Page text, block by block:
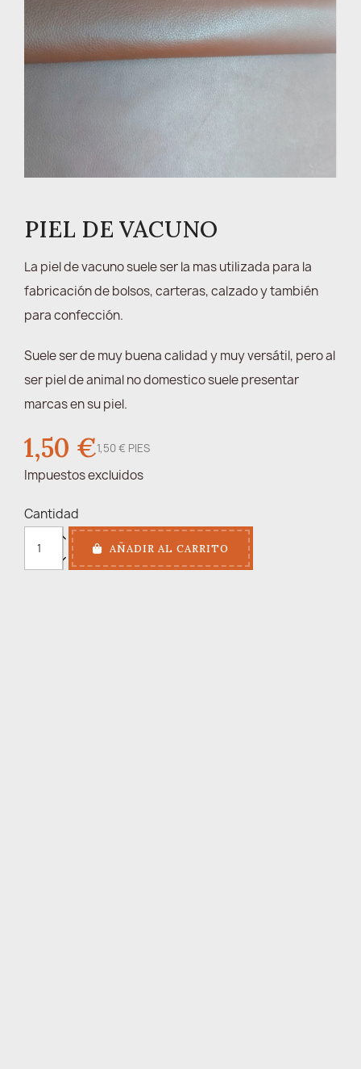
PIEL DE VACUNO
La piel de vacuno suele ser la mas utilizada para la
fabricación de bolsos, carteras, calzado y también
para confección.
Suele ser de muy buena calidad y muy versátil, pero al
ser piel de animal no domestico suele presentar
marcas en su piel.
1,50 €1,50 € PIES
Impuestos excluidos
Cantidad
AÑADIR AL CARRITO